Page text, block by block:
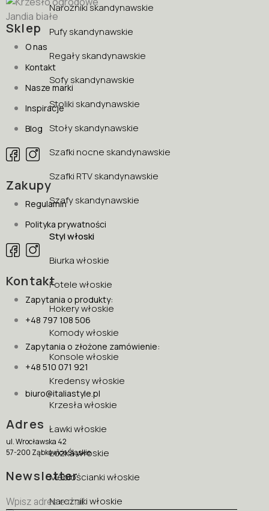
Narożniki skandynawskie
Pufy skandynawskie
Regały skandynawskie
Sofy skandynawskie
Stoliki skandynawskie
Stoły skandynawskie
Szafki nocne skandynawskie
Szafki RTV skandynawskie
Szafy skandynawskie
Styl włoski
Biurka włoskie
Fotele włoskie
Hokery włoskie
Komody włoskie
Konsole włoskie
Kredensy włoskie
Krzesła włoskie
Ławki włoskie
Łóżka włoskie
Meblościanki włoskie
Narożniki włoskie
Sklep
O nas
Kontakt
Nasze marki
Inspiracje
Blog
Zakupy
Regulamin
Polityka prywatności
Kontakt
Zapytania o produkty:
+48 797 108 506
Zapytania o złożone zamówienie:
+48 510 071 921
biuro@italiastyle.pl
Adres
ul. Wrocławska 42
57-200 Ząbkowice Śląskie
Newsletter